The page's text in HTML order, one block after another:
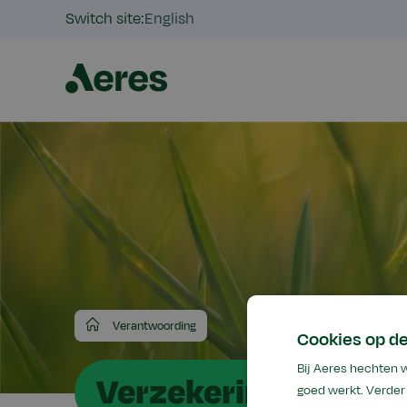
Switch site:English
Aeres
Verantwoording
Verzekeringen
Cookies op
Bij Aeres hechten
goed werkt.